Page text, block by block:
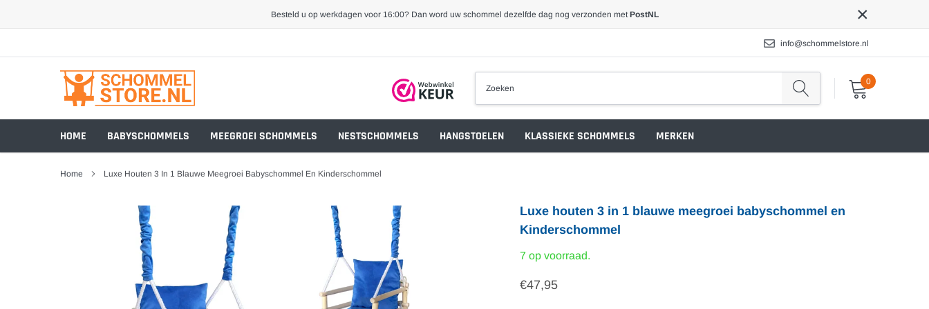
Besteld u op werkdagen voor 16:00? Dan word uw schommel dezelfde dag nog verzonden metPostNL ×
info@schommelstore.nl
0
HOME BABYSCHOMMELS MEEGROEI SCHOMMELS NESTSCHOMMELS HANGSTOELEN KLASSIEKE SCHOMMELS MERKEN
Home Luxe Houten 3 In 1 Blauwe Meegroei Babyschommel En Kinderschommel
Luxe houten 3 in 1 blauwe meegroei babyschommel en
Kinderschommel
7 op voorraad.
€47,95